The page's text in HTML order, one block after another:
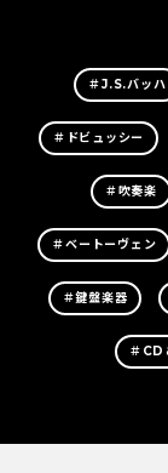
＃J.S.バッハ
＃ドビュッシー
＃吹奏楽
＃ベートーヴェン
＃鍵盤楽器
＃CD